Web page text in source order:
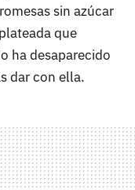
sin azúcar
que
ha desaparecido
dar con ella.